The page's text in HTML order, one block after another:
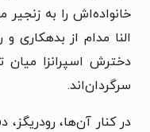
خانواده‌اش را به
النا مدام از
دخترش اسپرانزا
سرگردان‌اند.
در کنار آن‌ها، رودریگز،